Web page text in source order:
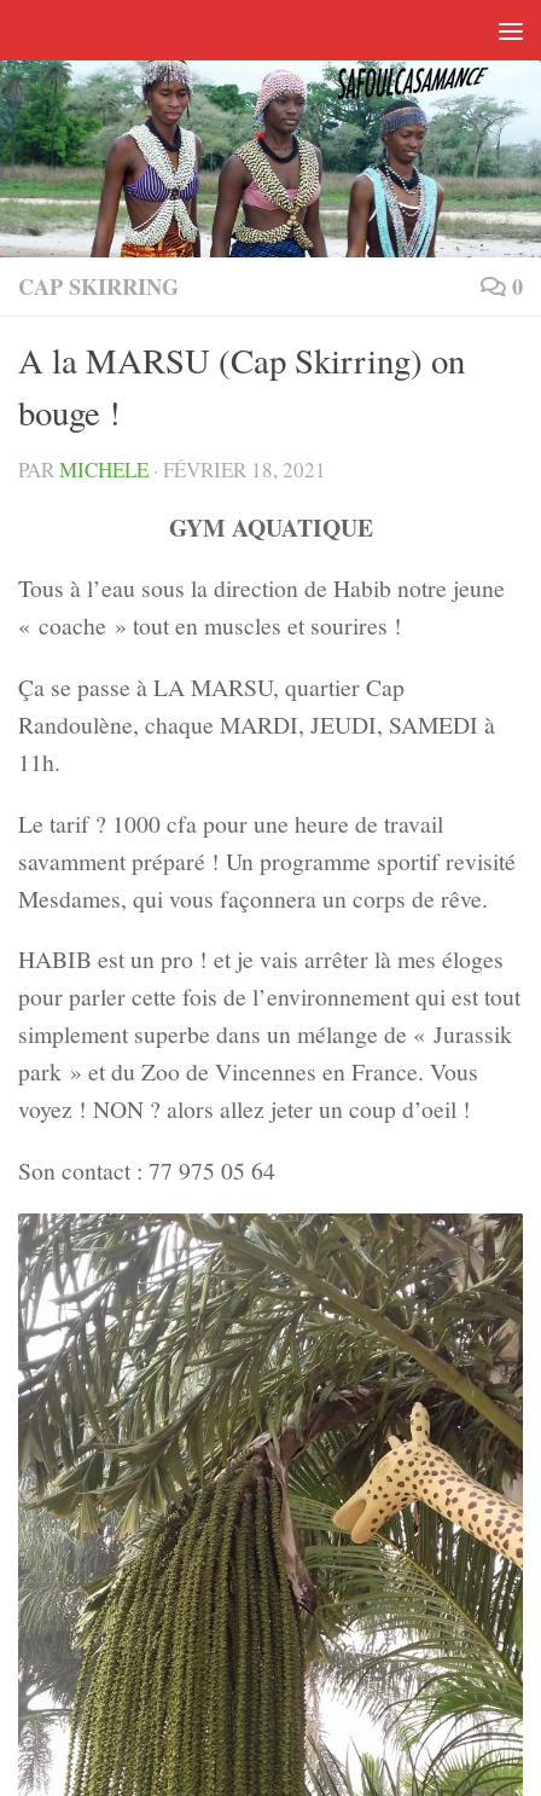
CAP SKIRRING 0
A la MARSU (Cap Skirring) on
bouge !
PARMICHELE · FÉVRIER 18, 2021
GYM AQUATIQUE
Tous à l’eau sous la direction de Habib notre jeune
« coache » tout en muscles et sourires !
Ça se passe à LA MARSU, quartier Cap
Randoulène, chaque MARDI, JEUDI, SAMEDI à
11h.
Le tarif ? 1000 cfa pour une heure de travail
savamment préparé ! Un programme sportif revisité
Mesdames, qui vous façonnera un corps de rêve.
HABIB est un pro ! et je vais arrêter là mes éloges
pour parler cette fois de l’environnement qui est tout
simplement superbe dans un mélange de « Jurassik
park » et du Zoo de Vincennes en France. Vous
voyez ! NON ? alors allez jeter un coup d’oeil !
Son contact : 77 975 05 64